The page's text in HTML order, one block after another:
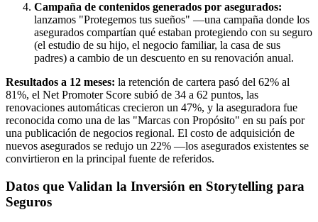
Campaña de contenidos generados por asegurados:
lanzamos "Protegemos tus sueños" —una campaña donde los
asegurados compartían qué estaban protegiendo con su seguro
(el estudio de su hijo, el negocio familiar, la casa de sus
padres) a cambio de un descuento en su renovación anual.
Resultados a 12 meses: la retención de cartera pasó del 62% al
81%, el Net Promoter Score subió de 34 a 62 puntos, las
renovaciones automáticas crecieron un 47%, y la aseguradora fue
reconocida como una de las "Marcas con Propósito" en su país por
una publicación de negocios regional. El costo de adquisición de
nuevos asegurados se redujo un 22% —los asegurados existentes se
convirtieron en la principal fuente de referidos.
Datos que Validan la Inversión en Storytelling para
Seguros